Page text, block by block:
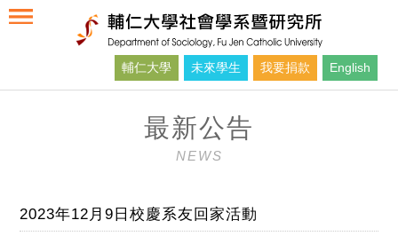
輔仁大學 未來學生 我要捐款 English
最新公告
NEWS
2023年12月9日校慶系友回家活動